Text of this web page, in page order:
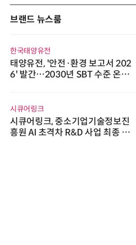
브랜드 뉴스룸
한국태양유전
태양유전, '안전·환경 보고서 202
6' 발간…2030년 SBT 수준 온실
시큐어링크
시큐어링크, 중소기업기술정보진
흥원 AI 초격차 R&D 사업 최종 선